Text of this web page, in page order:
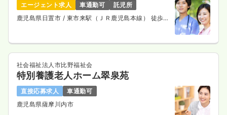
エージェント求人 車通勤可
託児所
鹿児島県日置市 / 東市来駅（ＪＲ鹿児島本線） 徒歩4
社会福祉法人市比野福祉会
特別養護老人ホーム翠泉苑
直接応募求人
車通勤可
鹿児島県薩摩川内市